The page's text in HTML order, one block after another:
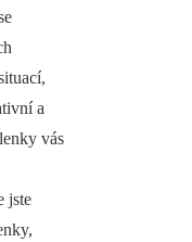
a
vás
jste